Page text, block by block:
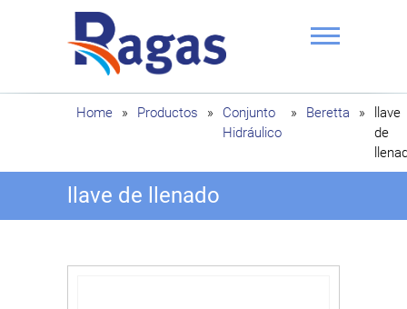
Ragas
Home » Productos »
Conjunto
Hidráulico
» Beretta »
llave
de
llave de llenado